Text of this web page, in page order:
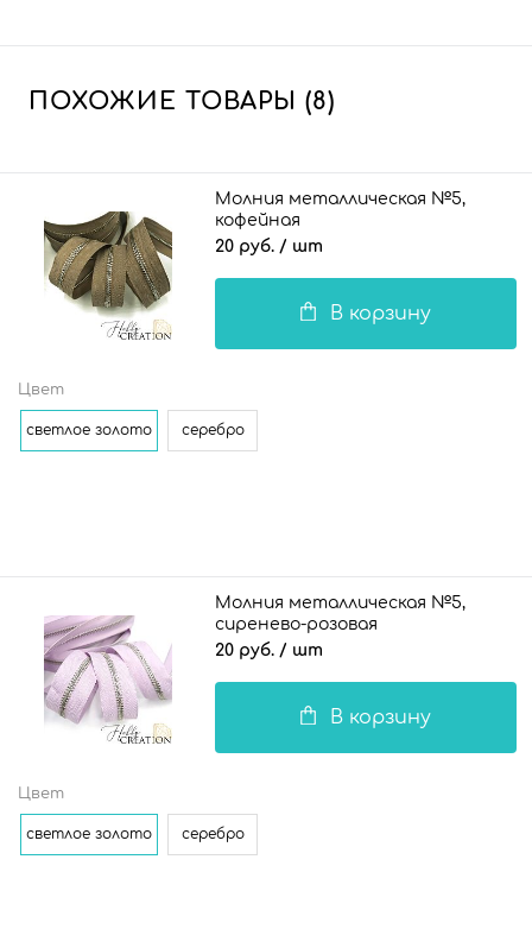
ПОХОЖИЕ ТОВАРЫ (8)
Молния металлическая №5,
кофейная
20 руб. / шт
В корзину
Цвет
светлое золото серебро
Молния металлическая №5,
сиренево-розовая
20 руб. / шт
В корзину
Цвет
светлое золото серебро